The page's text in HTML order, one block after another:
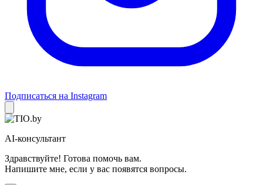
Подписаться на Instagram
AI-консультант
Здравствуйте! Готова помочь вам.
Напишите мне, если у вас появятся вопросы.